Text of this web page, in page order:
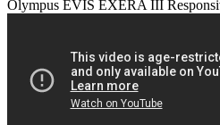
Olympus EVIS EXERA III